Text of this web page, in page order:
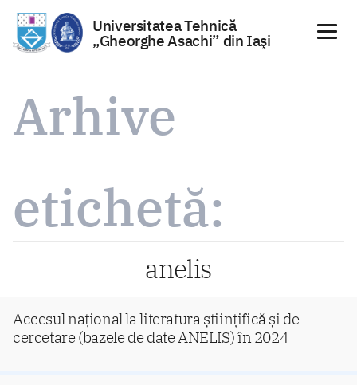
conținut
Universitatea Tehnică
„Gheorghe Asachi” din Iaşi
Arhive
etichetă:
anelis
Accesul național la literatura științifică și de
cercetare (bazele de date ANELIS) în 2024